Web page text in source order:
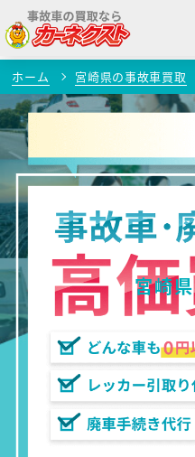
ホーム 宮崎県の事故車買取
宮崎